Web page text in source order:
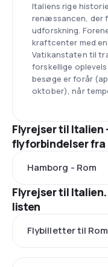
Italiens rige
renæssancen, der
udforskning.
kraftcenter med en
Vatikanstaten til
forskellige
besøge er forår
oktober), når
Flyrejser til Italien
flyforbindelser fra
Hamborg - Rom
Flyrejser til
listen
Flybilletter til Rom